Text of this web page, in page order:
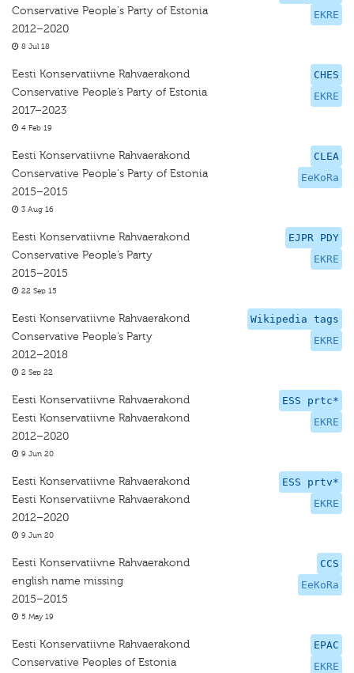
EKRE
Conservative People's Party of Estonia
2012–2020
8 Jul 18
CHES
EKRE
Eesti Konservatiivne Rahvaerakond
Conservative People’s Party of Estonia
2017–2023
4 Feb 19
CLEA
EeKoRa
Eesti Konservatiivne Rahvaerakond
Conservative People's Party of Estonia
2015–2015
3 Aug 16
EJPR PDY
EKRE
Eesti Konservatiivne Rahvaerakond
Conservative People’s Party
2015–2015
22 Sep 15
Wikipedia tags
EKRE
Eesti Konservatiivne Rahvaerakond
Conservative People’s Party
2012–2018
2 Sep 22
ESS prtc*
EKRE
Eesti Konservatiivne Rahvaerakond
Eesti Konservatiivne Rahvaerakond
2012–2020
9 Jun 20
ESS prtv*
EKRE
Eesti Konservatiivne Rahvaerakond
Eesti Konservatiivne Rahvaerakond
2012–2020
9 Jun 20
CCS
EeKoRa
Eesti Konservatiivne Rahvaerakond
english name missing
2015–2015
5 May 19
EPAC
EKRE
Eesti Konservatiivne Rahvaerakond
Conservative Peoples of Estonia